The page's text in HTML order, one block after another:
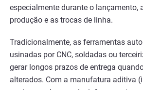
especialmente durante o lançamento,
produção e as trocas de linha.
Tradicionalmente, as ferramentas
usinadas por CNC, soldadas ou
gerar longos prazos de entrega
alterados. Com a manufatura aditiva